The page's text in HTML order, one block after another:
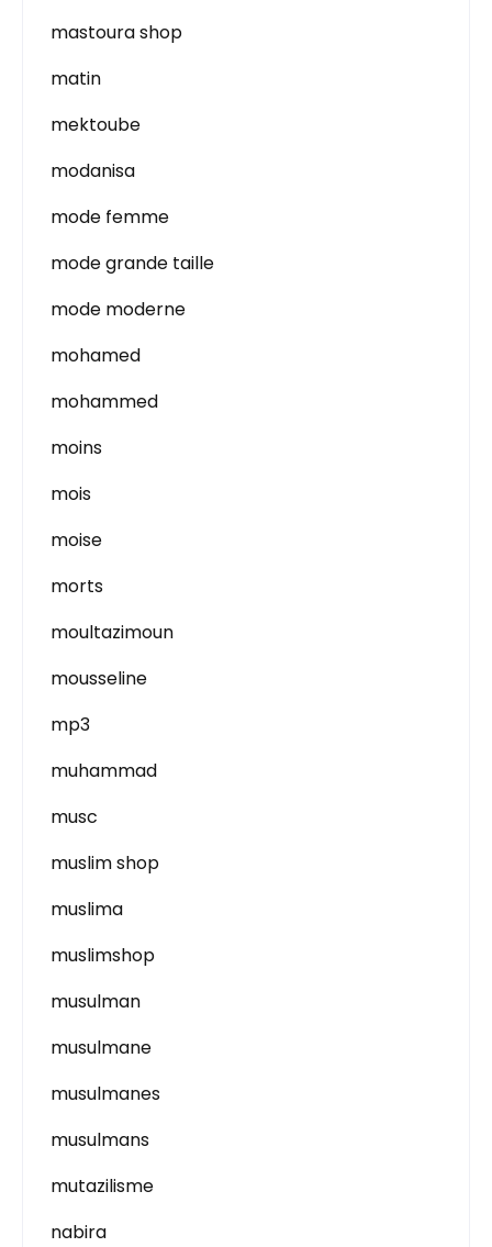
mastoura shop
matin
mektoube
modanisa
mode femme
mode grande taille
mode moderne
mohamed
mohammed
moins
mois
moise
morts
moultazimoun
mousseline
mp3
muhammad
musc
muslim shop
muslima
muslimshop
musulman
musulmane
musulmanes
musulmans
mutazilisme
nabira